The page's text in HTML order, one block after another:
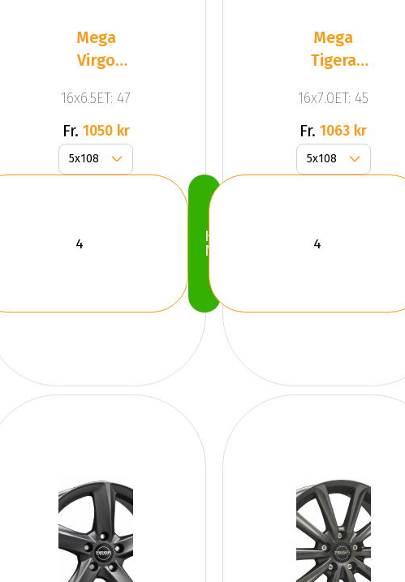
Mega
Virgo
16x6.5ET: 47
Fr. 1050 kr
Köp
Nu
Mega
Tigera
Anthracite
Gr
16x7.0ET: 45
Fr. 1063 kr